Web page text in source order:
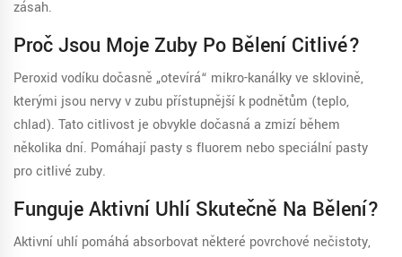
zásah.
Proč Jsou Moje Zuby Po Bělení Citlivé?
Peroxid vodíku dočasně „otevírá“ mikro-kanálky ve sklovině,
kterými jsou nervy v zubu přístupnější k podnětům (teplo,
chlad). Tato citlivost je obvykle dočasná a zmizí během
několika dní. Pomáhají pasty s fluorem nebo speciální pasty
pro citlivé zuby.
Funguje Aktivní Uhlí Skutečně Na Bělení?
Aktivní uhlí pomáhá absorbovat některé povrchové nečistoty,